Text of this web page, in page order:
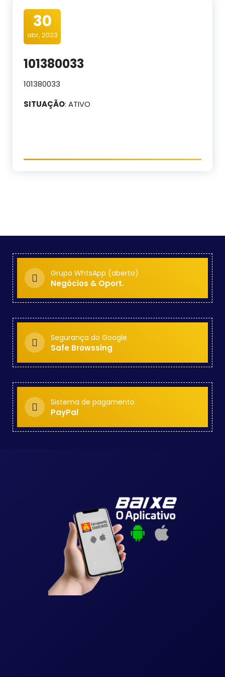
30
abr, 2023
101380033
101380033
SITUAÇÃO: ATIVO
Grupo WhtsApp (aberto)
Negócios & Oport.
Segurança do Google
Safe Browssing
Sistema de pagamento
PayPal